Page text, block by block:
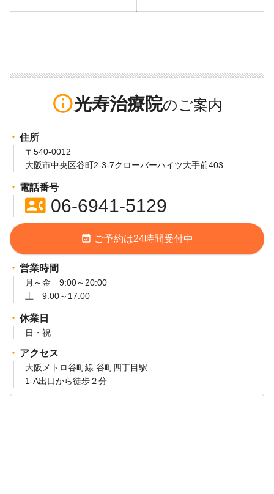
info_outline光寿治療院
住所
〒540-0012
大阪市中央区谷町2-3-7クローバーハイツ大手前403
電話番号
contact_phone06-6941-5129
event_available ご予約は24時間受付中
営業時間
月～金 9:00～20:00
土 9:00～17:00
休業日
日・祝
アクセス
大阪メトロ谷町線 谷町四丁目駅
1-A出口から徒歩２分